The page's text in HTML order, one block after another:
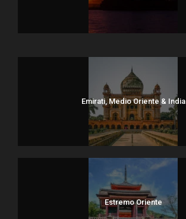
Emirati, Medio Oriente & India
Estremo Oriente